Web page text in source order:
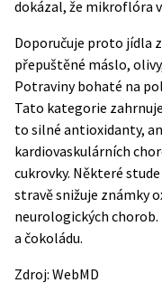
dokázal, že mikroflóra
Doporučuje proto jídla
přepuštěné máslo,
Potraviny bohaté na
Tato kategorie
to silné antioxidanty,
kardiovaskulárních
cukrovky. Některé
stravě snižuje známky
neurologických chorob.
a čokoládu.
Zdroj: WebMD